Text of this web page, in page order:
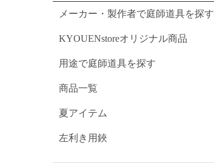
メーカー・製作者で庭師道具を探す
KYOUENstoreオリジナル商品
用途で庭師道具を探す
商品一覧
夏アイテム
左利き用鋏